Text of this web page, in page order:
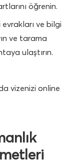
öğrenin.
ve bilgi
ve tarama
ulaştırın.
vizenizi online